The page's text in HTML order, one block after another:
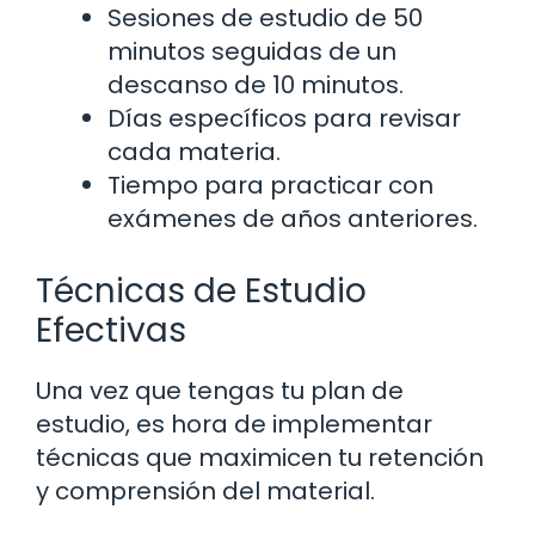
Sesiones de estudio de 50
minutos seguidas de un
descanso de 10 minutos.
Días específicos para revisar
cada materia.
Tiempo para practicar con
exámenes de años anteriores.
Técnicas de Estudio
Efectivas
Una vez que tengas tu plan de
estudio, es hora de implementar
técnicas que maximicen tu retención
y comprensión del material.